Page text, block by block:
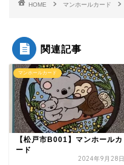
HOME マンホールカード
関連記事
マンホールカード
【松戸市B001】マンホールカ
ード
2024年9月28日